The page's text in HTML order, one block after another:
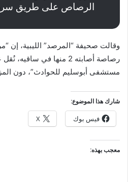
الرصاص على طريق
رصاصة أصابته 2 منها في
مستشفى أبوسليم للحوادث”، دون
شارك هذا الموضوع:
فيس بوك X
معجب بهذه: